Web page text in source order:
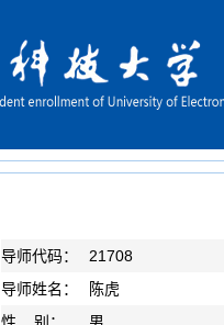
导师代码：
21708
导师姓名：
陈虎